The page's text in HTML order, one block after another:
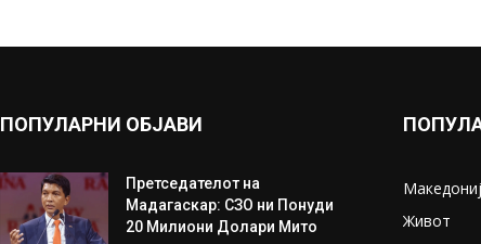
ПОПУЛАРНИ ОБЈАВИ
Претседателот на
Мадагаскар: СЗО ни Понуди
20 Милиони Долари Мито
Живот